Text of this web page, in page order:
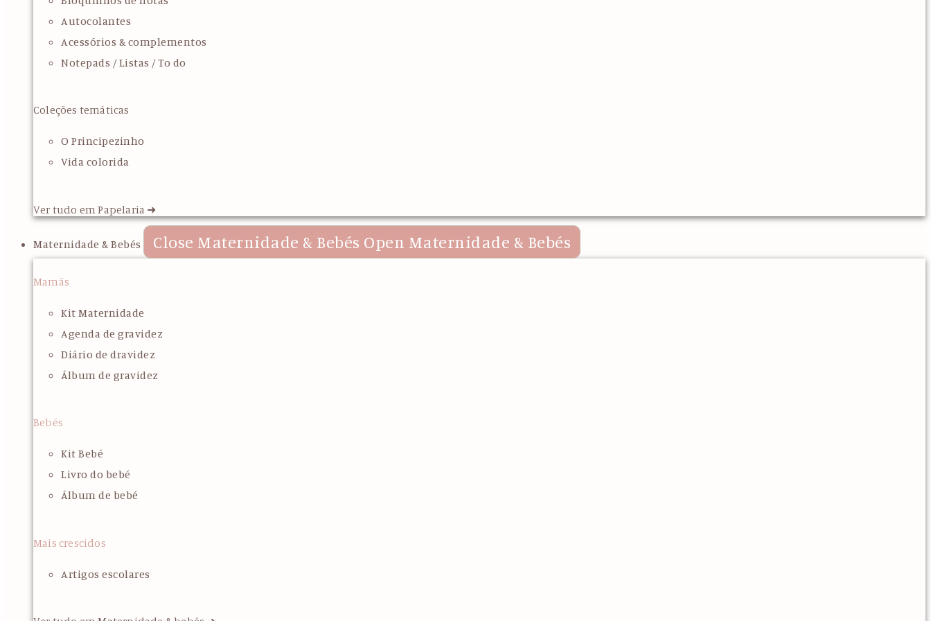
Autocolantes
Acessórios & complementos
Notepads / Listas / To do
Coleções temáticas
O Principezinho
Vida colorida
Ver tudo em Papelaria ➜
Maternidade & Bebés Close Maternidade & Bebés Open Maternidade & Bebés
Mamãs
Kit Maternidade
Agenda de gravidez
Diário de dravidez
Álbum de gravidez
Bebés
Kit Bebé
Livro do bebé
Álbum de bebé
Mais crescidos
Artigos escolares